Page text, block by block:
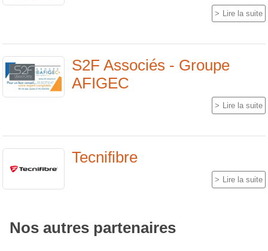
Lire la suite
S2F Associés - Groupe
AFIGEC
Lire la suite
Tecnifibre
Lire la suite
Nos autres partenaires